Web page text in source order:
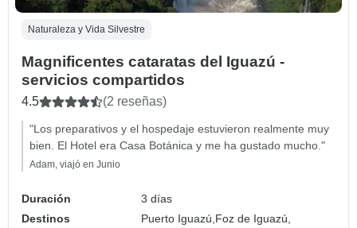
Naturaleza y Vida Silvestre
Magnificentes cataratas del Iguazú -
servicios compartidos
4.5 (2 reseñas)
"Los preparativos y el hospedaje estuvieron realmente muy
bien. El Hotel era Casa Botánica y me ha gustado mucho."
Adam, viajó en Junio
Duración
3 días
Destinos
Puerto Iguazú,Foz de Iguazú,